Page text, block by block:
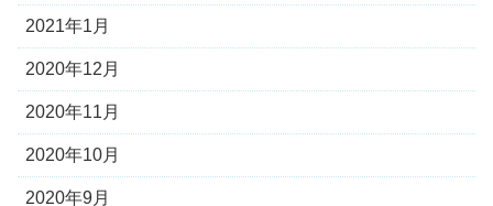
2021年1月
2020年12月
2020年11月
2020年10月
2020年9月